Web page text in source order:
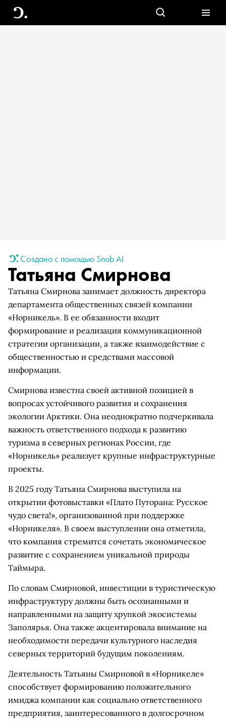
Создано с помощью Snob AI
Татьяна Смирнова
Татьяна Смирнова занимает должность директора
департамента общественных связей компании
«Норникель». В ее обязанности входит
формирование и реализация коммуникационной
стратегии организации, а также взаимодействие с
общественностью и средствами массовой
информации.
Смирнова известна своей активной позицией в
вопросах устойчивого развития и сохранения
экологии Арктики. Она неоднократно подчеркивала
важность ответственного подхода к развитию
туризма в северных регионах России, где
«Норникель» реализует крупные инфраструктурные
проекты.
В 2025 году Татьяна Смирнова выступила на
открытии фотовыставки «Плато Путорана: Русское
чудо света!», организованной при поддержке
«Норникеля». В своем выступлении она отметила,
что компания стремится сочетать экономическое
развитие с сохранением уникальной природы
Таймыра.
По словам Смирновой, инвестиции в туристическую
инфраструктуру должны быть осознанными и
направленными на защиту хрупкой экосистемы
Заполярья. Она также акцентировала внимание на
необходимости передачи культурного наследия
северных территорий будущим поколениям.
Деятельность Татьяны Смирновой в «Норникеле»
способствует формированию положительного
имиджа компании как социально ответственного
предприятия, заинтересованного в долгосрочном